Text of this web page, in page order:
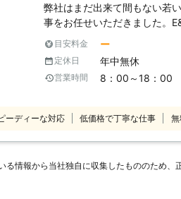
弊社はまだ出来て間もない若
事をお任せいただきました。
せたもので、世のため人のた
取り組んでおります。ギブ＆
活のお困りごとはもちろんで
ごと、そして住宅のリフォー
おります。まずはお気軽にお問い合わせく
降、共働き世帯は増え続けて
したことまでなかなか手が付
は、そんな皆様のお悩みを解
目安料金 ー
定休日 年中無休
営業時間 8：00～18：00
ーディーな対応 低価格で丁寧な仕事
る情報から当社独⾃に収集したもののため、